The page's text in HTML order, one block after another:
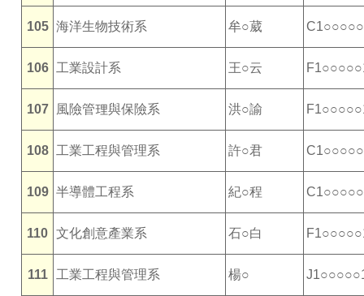
105 海洋生物技術系 牟○葳
106 工業設計系 王○云
107 風險管理與保險系 洪○諭
108 工業工程與管理系 許○君
109 半導體工程系 紀○程
110 文化創意產業系 石○白
111 工業工程與管理系 楊○